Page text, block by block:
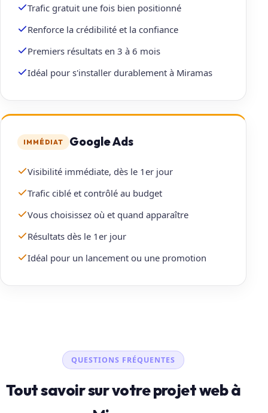
Trafic gratuit une fois bien positionné
Renforce la crédibilité et la confiance
Premiers résultats en 3 à 6 mois
Idéal pour s'installer durablement à Miramas
IMMÉDIAT Google Ads
Visibilité immédiate, dès le 1er jour
Trafic ciblé et contrôlé au budget
Vous choisissez où et quand apparaître
Résultats dès le 1er jour
Idéal pour un lancement ou une promotion
QUESTIONS FRÉQUENTES
Tout savoir sur votre projet web à